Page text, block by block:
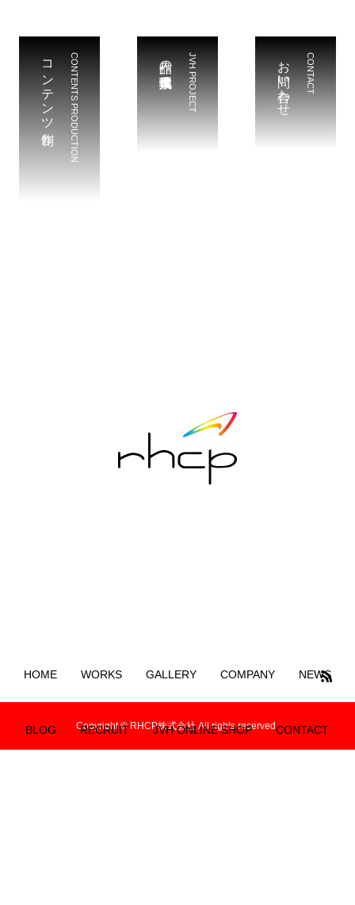
CONTENTS PRODUCTION
コンテンツ制作 JVH PROJECT
作品の輸入代理事業 CONTACT
お問い合わせ
HOME WORKS GALLERY COMPANY NEWS
BLOG RECRUIT JVH ONLINE SHOP CONTACT
Copyright © RHCP株式会社 All rights reserved.